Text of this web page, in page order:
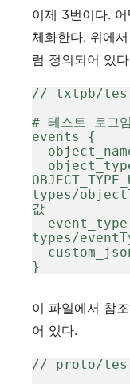
이제 3번이다.
체화한다. 위에
럼 정의되어 있
// txtpb/
# 테스트 로그임
events {
types/
값
event_type:
types/
}
이 파일에서 참
어 있다.
// proto/